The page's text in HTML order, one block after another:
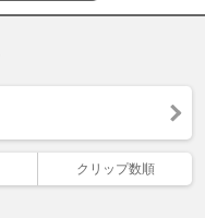
クリップ数順